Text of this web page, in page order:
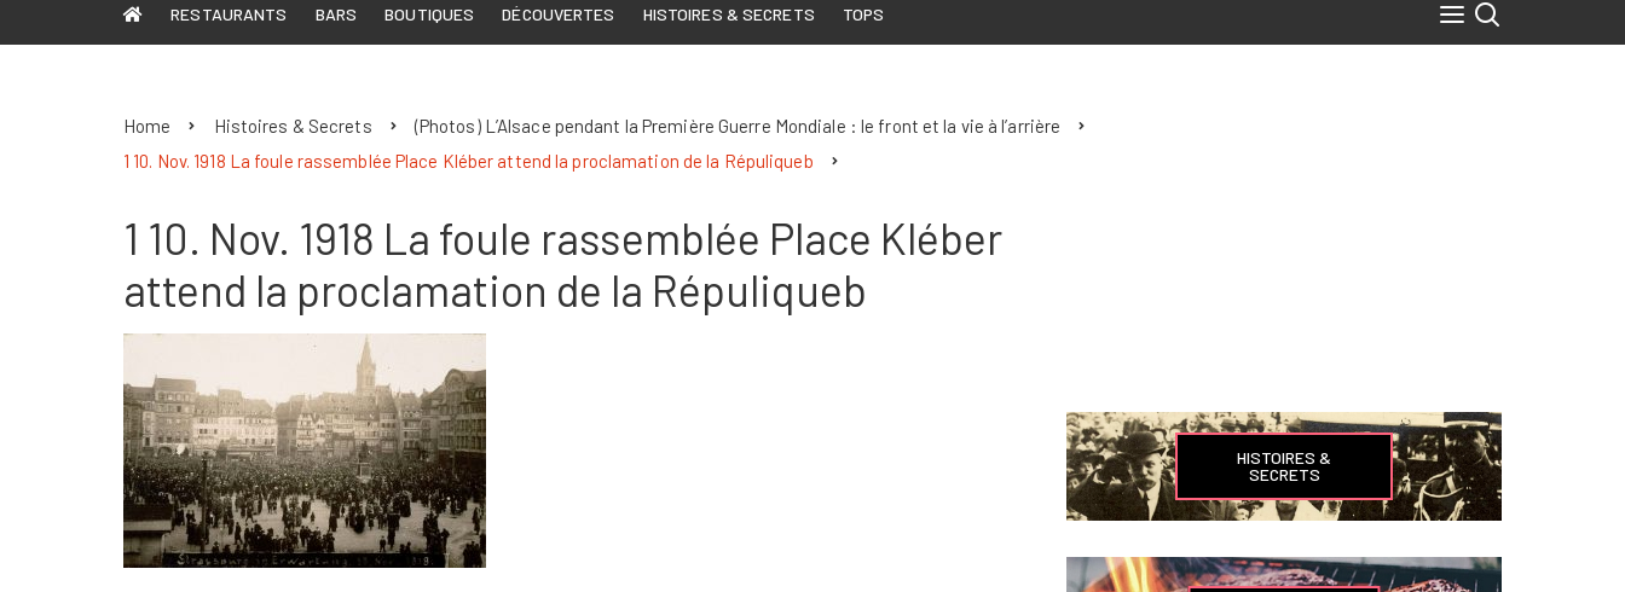
RESTAURANTS BARS BOUTIQUES DÉCOUVERTES HISTOIRES & SECRETS TOPS
Home Histoires & Secrets
(Photos) L’Alsace pendant la Première Guerre Mondiale : le front et la vie à l’arrière
1 10. Nov. 1918 La foule rassemblée Place Kléber attend la proclamation de la Répuliqueb
1 10. Nov. 1918 La foule rassemblée Place Kléber
attend la proclamation de la Répuliqueb
HISTOIRES &
SECRETS